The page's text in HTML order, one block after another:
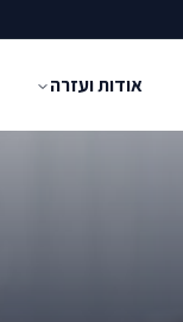
אודות ועזרה